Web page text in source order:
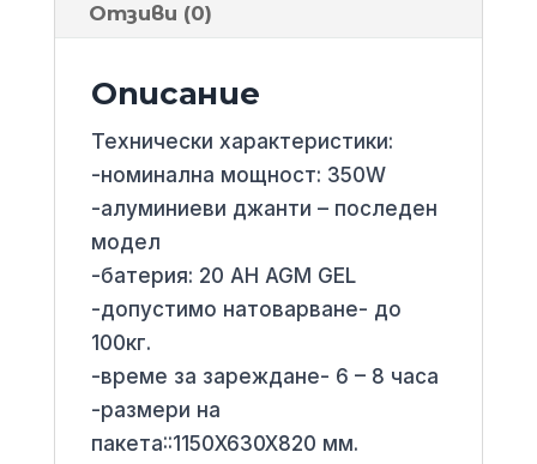
Отзиви (0)
Описание
Технически характеристики:
-номинална мощност: 350W
-алуминиеви джанти – последен
модел
-батерия: 20 AH AGM GEL
-допустимо натоварване- до
100кг.
-време за зареждане- 6 – 8 часа
-размери на
пакета::1150X630X820 мм.